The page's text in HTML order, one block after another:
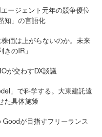
ージェント元年の競争優位
知」の言語化
価は上がらないのか。未来
のIR」
が交わすDX談議
」で科学する。大東建託遠
た具体施策
が目指すフリーランス